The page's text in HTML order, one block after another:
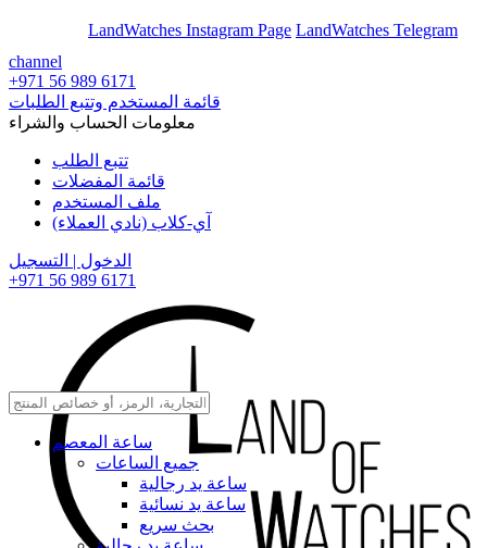
LandWatches Instagram Page LandWatches Telegram
channel
+971 56 989 6171
قائمة المستخدم وتتبع الطلبات
معلومات الحساب والشراء
تتبع الطلب
قائمة المفضلات
ملف المستخدم
آي-كلاب (نادي العملاء)
الدخول | التسجيل
+971 56 989 6171
ساعة المعصم
جميع الساعات
ساعة يد رجالية
ساعة يد نسائية
بحث سريع